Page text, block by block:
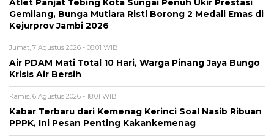
Atlet Panjat Tebing Kota Sungai Penuh Ukir Prestasi
Gemilang, Bunga Mutiara Risti Borong 2 Medali Emas di
Kejurprov Jambi 2026
Jumat, 7 Agustus 2026 - 08:01 WIB
Air PDAM Mati Total 10 Hari, Warga Pinang Jaya Bungo
Krisis Air Bersih
Kamis, 6 Agustus 2026 - 18:01 WIB
Kabar Terbaru dari Kemenag Kerinci Soal Nasib Ribuan
PPPK, Ini Pesan Penting Kakankemenag